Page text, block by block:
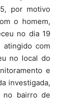
por motivo
o homem,
no dia 19
atingido com
no local do
e
investigada,
no bairro de